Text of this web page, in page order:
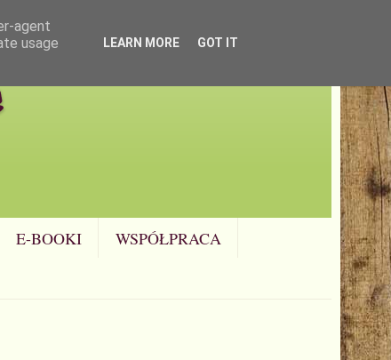
E-BOOKI
WSPÓŁPRACA
agent
usage
LEARN MORE GOT IT